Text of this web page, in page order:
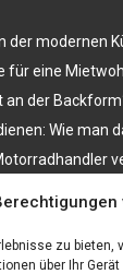
zu bieten,
über Ihr
der modernen
für eine
an der
Wie man
vegane